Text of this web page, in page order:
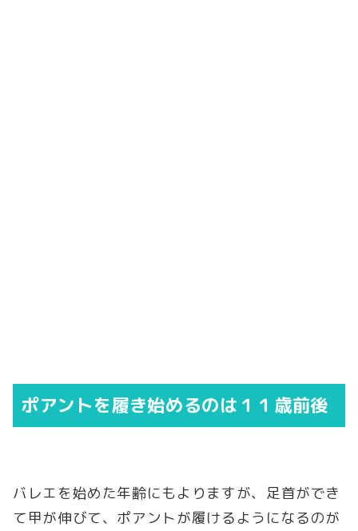
ポアントを履き始めるのは１１歳前後
バレエを始めた年齢にもよりますが、足首ができ
て甲が伸びて、ポアントが履けるようになるのが